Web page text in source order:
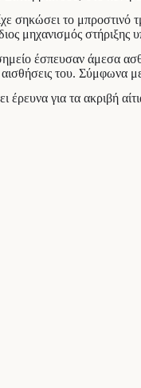
σηκώσει το μπροστινό
μηχανισμός
έσπευσαν άμεσα
του. Σύμφωνα
για τα ακριβή